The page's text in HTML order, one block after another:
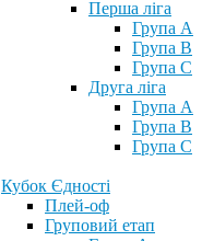
Перша ліга
Група A
Група B
Група C
Друга ліга
Група A
Група B
Група C
Кубок Єдності
Плей-оф
Груповий етап